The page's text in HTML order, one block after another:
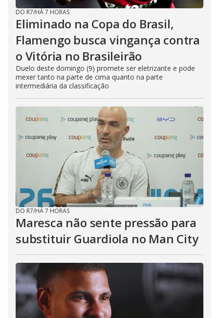
DO R7/HÁ 7 HORAS
Eliminado na Copa do Brasil,
Flamengo busca vingança contra
o Vitória no Brasileirão
Duelo deste domingo (9) promete ser eletrizante e pode
mexer tanto na parte de cima quanto na parte
intermediária da classificação
DO R7/HÁ 7 HORAS
Maresca não sente pressão para
substituir Guardiola no Man City